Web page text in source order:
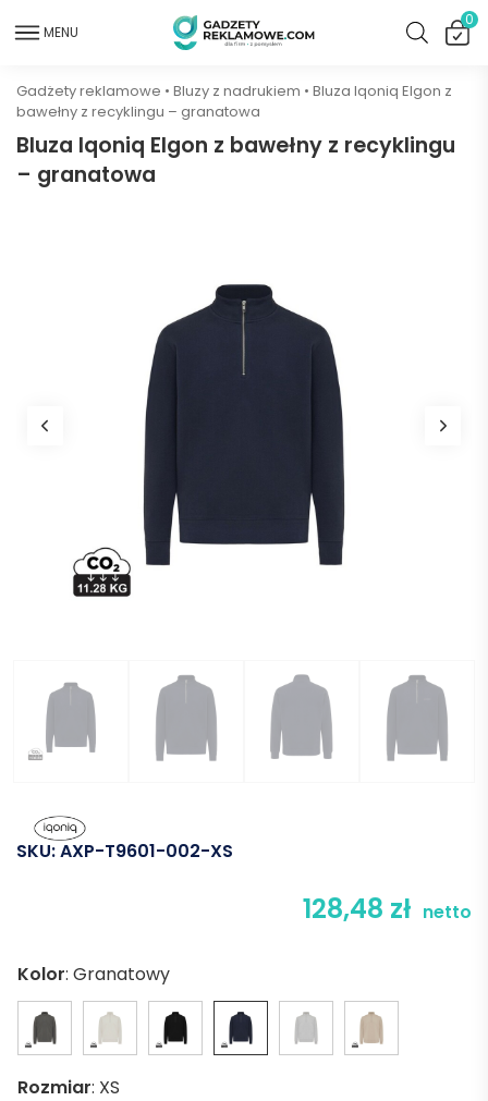
MENU
0
Gadżety reklamowe • Bluzy z nadrukiem • Bluza Iqoniq Elgon z
bawełny z recyklingu – granatowa
Bluza Iqoniq Elgon z bawełny z recyklingu
– granatowa
SKU:AXP-T9601-002-XS
128,48 zł netto
Kolor: Granatowy
Rozmiar: XS